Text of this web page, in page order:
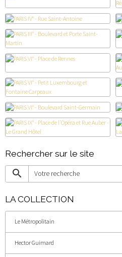
Rechercher sur le site
LA COLLECTION
Le Métropolitain
Hector Guimard